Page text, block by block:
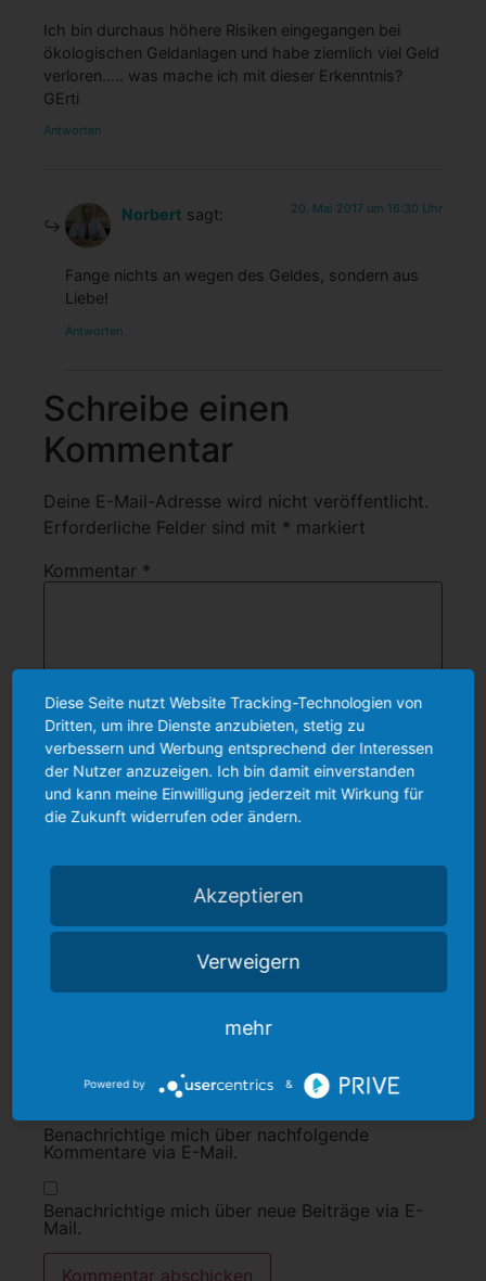
Ich bin durchaus höhere Risiken eingegangen bei
ökologischen Geldanlagen und habe ziemlich viel Geld
verloren….. was mache ich mit dieser Erkenntnis?
GErti
Antworten
Norbert sagt: 20. Mai 2017 um 16:30 Uhr
Fange nichts an wegen des Geldes, sondern aus
Liebe!
Antworten
Schreibe einen
Kommentar
Deine E-Mail-Adresse wird nicht veröffentlicht.
Erforderliche Felder sind mit * markiert
Kommentar *
E-Mail-Adresse*
Name, E-Mail-Adresse und Website in diesem
speichern.
Benachrichtige mich über nachfolgende
Kommentare via E-Mail.
Benachrichtige mich über neue Beiträge via E-
Mail.
Diese Seite nutzt Website Tracking-Technologien von
Dritten, um ihre Dienste anzubieten, stetig zu
verbessern und Werbung entsprechend der Interessen
der Nutzer anzuzeigen. Ich bin damit einverstanden
und kann meine Einwilligung jederzeit mit Wirkung für
die Zukunft widerrufen oder ändern.
Akzeptieren
Verweigern
mehr
Powered by &